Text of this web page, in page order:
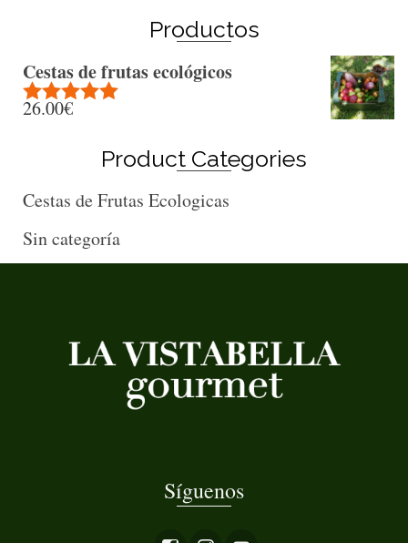
Productos
Cestas de frutas ecológicos
Rated5.00
26.00€
Product Categories
Cestas de Frutas Ecologicas
Sin categoría
Síguenos